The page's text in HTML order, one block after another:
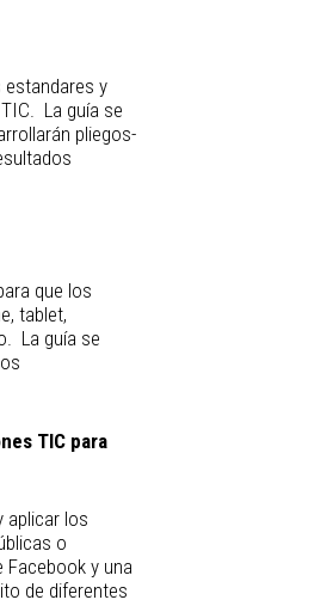
estandares y
La guía se
pliegos-
que los
tablet,
La guía se
TIC para
aplicar los
o
y una
de diferentes